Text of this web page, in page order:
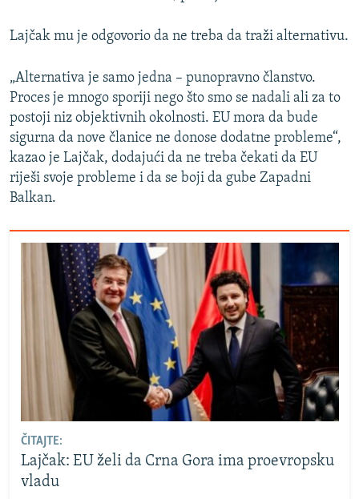
Lajčak mu je odgovorio da ne treba da traži alternativu.
„Alternativa je samo jedna – punopravno članstvo.
Proces je mnogo sporiji nego što smo se nadali ali za to
postoji niz objektivnih okolnosti. EU mora da bude
sigurna da nove članice ne donose dodatne probleme“,
kazao je Lajčak, dodajući da ne treba čekati da EU
riješi svoje probleme i da se boji da gube Zapadni
Balkan.
ČITAJTE:
Lajčak: EU želi da Crna Gora ima proevropsku
vladu